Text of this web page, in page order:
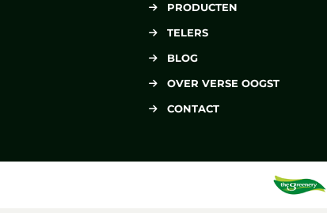
PRODUCTEN
TELERS
BLOG
OVER VERSE OOGST
CONTACT